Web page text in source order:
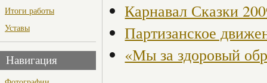
Итоги работы
Уставы
Навигация
Карнавал Сказки
Партизанское
«Мы за здоровый